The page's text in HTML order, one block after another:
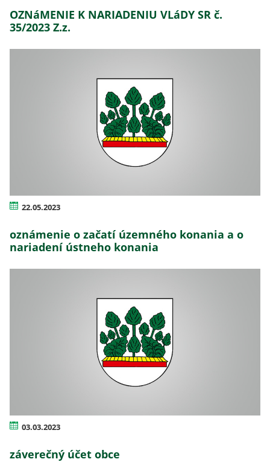
OZNáMENIE K NARIADENIU VLáDY SR č.
35/2023 Z.z.
22.05.2023
oznámenie o začatí územného konania a o
nariadení ústneho konania
03.03.2023
záverečný účet obce